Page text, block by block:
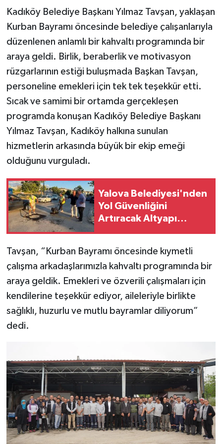
Kadıköy Belediye Başkanı Yılmaz Tavşan, yaklaşan
Kurban Bayramı öncesinde belediye çalışanlarıyla
düzenlenen anlamlı bir kahvaltı programında bir
araya geldi. Birlik, beraberlik ve motivasyon
rüzgarlarının estiği buluşmada Başkan Tavşan,
personeline emekleri için tek tek teşekkür etti.
Sıcak ve samimi bir ortamda gerçekleşen
programda konuşan Kadıköy Belediye Başkanı
Yılmaz Tavşan, Kadıköy halkına sunulan
hizmetlerin arkasında büyük bir ekip emeği
olduğunu vurguladı.
Yalova Belediyesi'nden
Yol Güvenliğini
Artıracak Altyapı
Tavşan, “Kurban Bayramı öncesinde kıymetli
çalışma arkadaşlarımızla kahvaltı programında bir
araya geldik. Emekleri ve özverili çalışmaları için
kendilerine teşekkür ediyor, aileleriyle birlikte
sağlıklı, huzurlu ve mutlu bayramlar diliyorum”
dedi.